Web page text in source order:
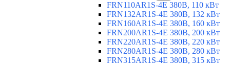
FRN110AR1S-4E 380В, 110 кВт
FRN132AR1S-4E 380В, 132 кВт
FRN160AR1S-4E 380В, 160 кВт
FRN200AR1S-4E 380В, 200 кВт
FRN220AR1S-4E 380В, 220 кВт
FRN280AR1S-4E 380В, 280 кВт
FRN315AR1S-4E 380В, 315 кВт